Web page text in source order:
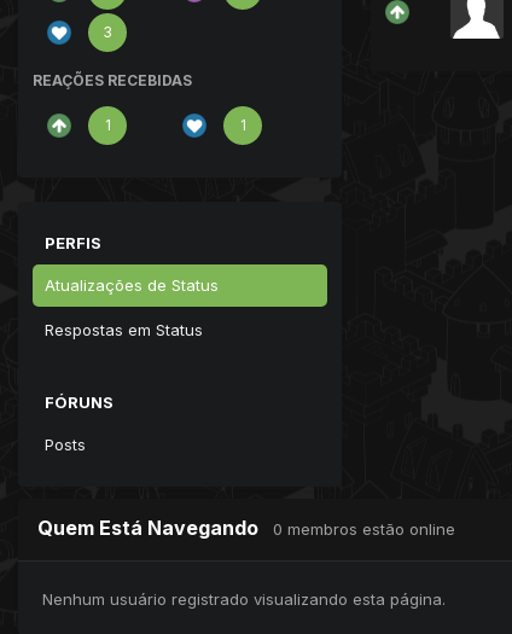
3
REAÇÕES RECEBIDAS
1 1
PERFIS
Atualizações de Status
Respostas em Status
FÓRUNS
Posts
Quem Está Navegando 0 membros estão online
Nenhum usuário registrado visualizando esta página.